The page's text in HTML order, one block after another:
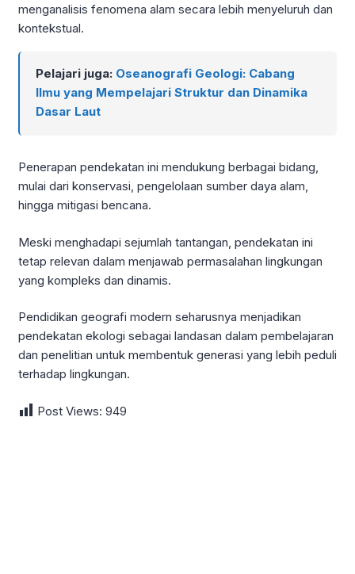
menganalisis fenomena alam secara lebih menyeluruh dan
kontekstual.
Pelajari juga: Oseanografi Geologi: Cabang
Ilmu yang Mempelajari Struktur dan Dinamika
Dasar Laut
Penerapan pendekatan ini mendukung berbagai bidang,
mulai dari konservasi, pengelolaan sumber daya alam,
hingga mitigasi bencana.
Meski menghadapi sejumlah tantangan, pendekatan ini
tetap relevan dalam menjawab permasalahan lingkungan
yang kompleks dan dinamis.
Pendidikan geografi modern seharusnya menjadikan
pendekatan ekologi sebagai landasan dalam pembelajaran
dan penelitian untuk membentuk generasi yang lebih peduli
terhadap lingkungan.
Post Views: 949